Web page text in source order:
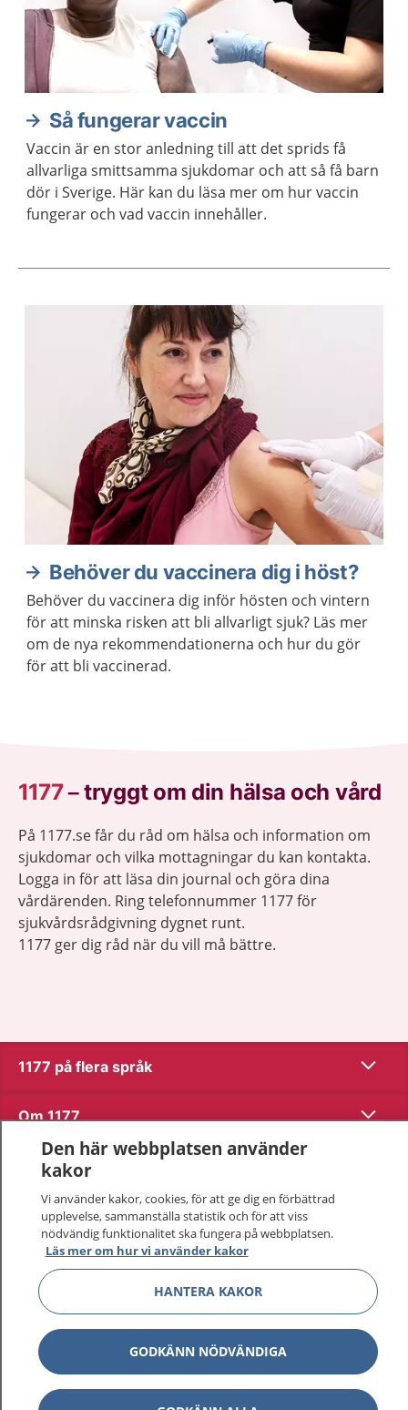
Så fungerar vaccin
Vaccin är en stor anledning till att det sprids få
allvarliga smittsamma sjukdomar och att så få barn
dör i Sverige. Här kan du läsa mer om hur vaccin
fungerar och vad vaccin innehåller.
Aktuella artiklar
Behöver du vaccinera dig i höst?
Behöver du vaccinera dig inför hösten och vintern
för att minska risken att bli allvarligt sjuk? Läs mer
om de nya rekommendationerna och hur du gör
för att bli vaccinerad.
1177–tryggt om din hälsa och vård
På 1177.se får du råd om hälsa och information om
sjukdomar och vilka mottagningar du kan kontakta.
Logga in för att läsa din journal och göra dina
vårdärenden. Ring telefonnummer 1177 för
sjukvårdsrådgivning dygnet runt.
1177 ger dig råd när du vill må bättre.
1177 på flera språk Visa
Om 1177 Visa
Kontakt
Behandling av personuppgifter
Hantering av kakor
Inställningar för kakor
1177 – en tjänst frånInera.
Den här webbplatsen använder
kakor
Vi använder kakor, cookies, för att ge dig en förbättrad
upplevelse, sammanställa statistik och för att viss
nödvändig funktionalitet ska fungera på webbplatsen.
Läs mer om hur vi använder kakor
HANTERA KAKOR
GODKÄNN NÖDVÄNDIGA